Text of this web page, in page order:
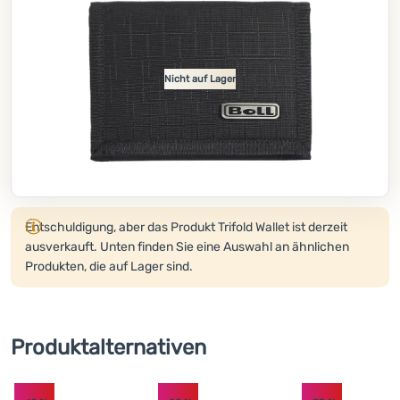
Ultraleichte
Ausrüstung
Club
eXtra
Beratung
uns
Produkt wird nicht mehr verkauft.
Entschuldigung, aber das Produkt Trifold Wallet ist derzeit
ausverkauft. Unten finden Sie eine Auswahl an ähnlichen
Produkten, die auf Lager sind.
Nicht auf Lager
Produktalternativen